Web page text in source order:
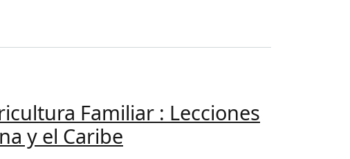
Familiar : Lecciones
y el Caribe